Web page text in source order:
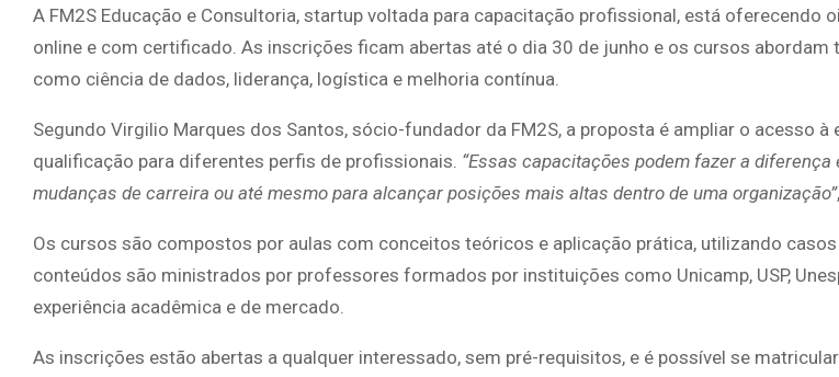
A FM2S Educação e Consultoria, startup voltada para capacitação profissional, está oferecendo
online e com certificado. As inscrições ficam abertas até o dia 30 de junho e os cursos abordam
como ciência de dados, liderança, logística e melhoria contínua.
Segundo Virgilio Marques dos Santos, sócio-fundador da FM2S, a proposta é ampliar o acesso à
qualificação para diferentes perfis de profissionais. “Essas capacitações podem fazer a diferença
mudanças de carreira ou até mesmo para alcançar posições mais altas dentro de uma organização”
Os cursos são compostos por aulas com conceitos teóricos e aplicação prática, utilizando
conteúdos são ministrados por professores formados por instituições como Unicamp, USP,
experiência acadêmica e de mercado.
As inscrições estão abertas a qualquer interessado, sem pré-requisitos, e é possível se